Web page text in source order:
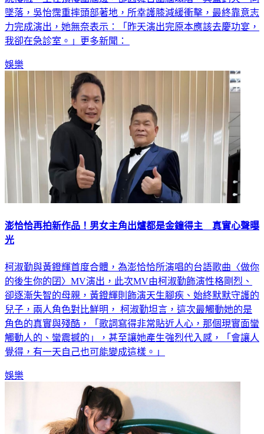
墜落，吳怡霈重摔頭部著地，所幸護膝減緩衝擊，最終靠意志
力完成演出，她無奈表示：「昨天演出完原本應該去慶功宴，
我卻在急診室。」更多新聞：
娛樂
澎恰恰再拍新作品！男女主角出爐都是金鐘得主 真實心聲曝
光
柯淑勤與黃鐙輝首度合體，為澎恰恰所演唱的台語歌曲〈做你
的後生你的囝〉MV演出，此次MV由柯淑勤飾演性格剛烈、
卻逐漸失智的母親，黃鐙輝則飾演天生腳疾、始終默默守護的
兒子，兩人角色對比鮮明， 柯淑勤坦言，這次最觸動她的是
角色的真實與殘酷，「歌詞寫得非常貼近人心，那個現實面蠻
觸動人的、蠻震撼的」，甚至讓她產生強烈代入感，「會讓人
覺得，有一天自己也可能變成這樣。」
娛樂